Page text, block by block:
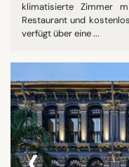
klimatisierte Zimmer
Restaurant und
verfügt über eine ...